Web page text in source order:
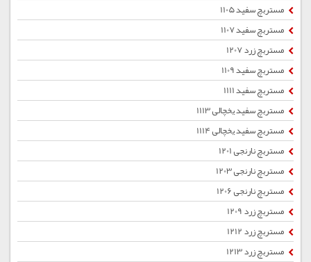
مستربچ سفید 1105
مستربچ سفید 1107
مستربچ زرد 1207
مستربچ سفید 1109
مستربچ سفید 1111
مستربچ سفید یخچالی 1113
مستربچ سفید یخچالی 1114
مستربچ نارنجی 1201
مستربچ نارنجی 1203
مستربچ نارنجی 1206
مستربچ زرد 1209
مستربچ زرد 1212
مستربچ زرد 1213